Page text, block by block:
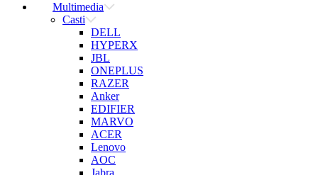
Multimedia
Casti
DELL
HYPERX
JBL
ONEPLUS
RAZER
Anker
EDIFIER
MARVO
ACER
Lenovo
AOC
Jabra